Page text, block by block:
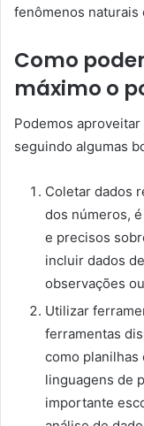
fenômenos naturais
Como
máximo o
Podemos
seguindo algumas
Coletar dados
dos números,
e precisos
incluir dados
observações
Utilizar
ferramentas
como
linguagens de
importante